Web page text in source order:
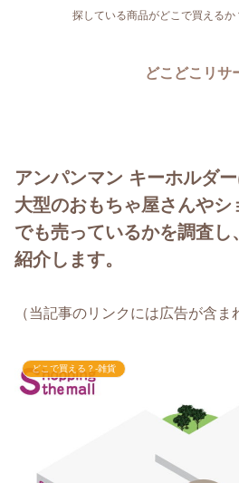
探している商品がどこで買えるか
どこどこリサ
アンパンマン キーホルダ
大型のおもちゃ屋さんやシ
でも売っているかを調査し
紹介します。
（当記事のリンクには広告が含ま
どこで買える？-雑貨